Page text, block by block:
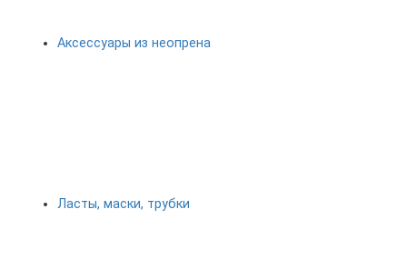
Аксессуары из неопрена
Ласты, маски, трубки